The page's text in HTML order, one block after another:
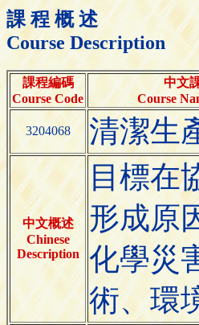
課 程 概 述
Course Description
課程編碼
Course Code
中文
Course
3204068 清潔生
中文概述
Chinese
Description
目標在
形成原
化學災
術、環